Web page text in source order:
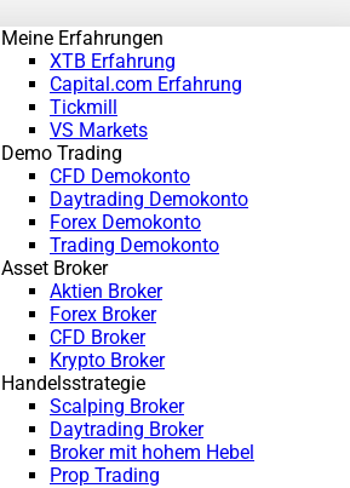
Meine Erfahrungen
XTB Erfahrung
Capital.com Erfahrung
Tickmill
VS Markets
Demo Trading
CFD Demokonto
Daytrading Demokonto
Forex Demokonto
Trading Demokonto
Asset Broker
Aktien Broker
Forex Broker
CFD Broker
Krypto Broker
Handelsstrategie
Scalping Broker
Daytrading Broker
Broker mit hohem Hebel
Prop Trading